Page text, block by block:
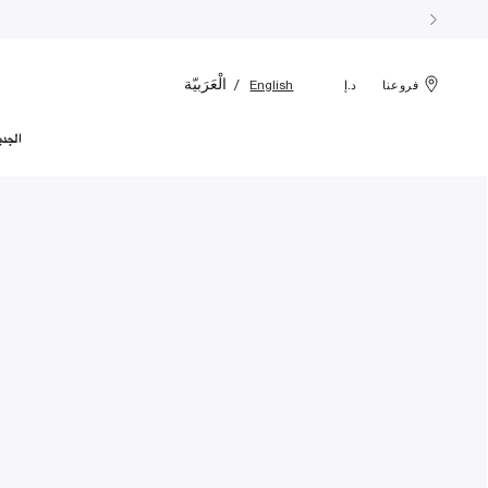
فروعنا د.إ English الْعَرَبيّة